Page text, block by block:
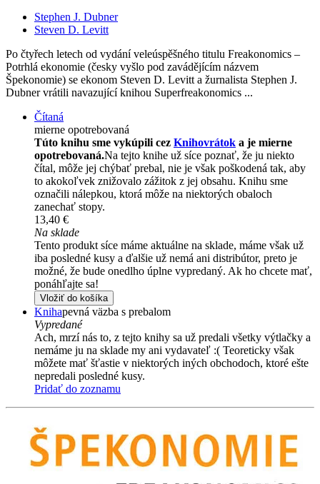
Stephen J. Dubner
Steven D. Levitt
Po čtyřech letech od vydání veleúspěšného titulu Freakonomics –
Potrhlá ekonomie (česky vyšlo pod zavádějícím názvem
Špekonomie) se ekonom Steven D. Levitt a žurnalista Stephen J.
Dubner vrátili navazující knihou Superfreakonomics ...
Čítaná
mierne opotrebovaná
Túto knihu sme vykúpili cez Knihovrátok a je mierne
opotrebovaná.Na tejto knihe už síce poznať, že ju niekto
čítal, môže jej chýbať prebal, nie je však poškodená tak, aby
to akokoľvek znižovalo zážitok z jej obsahu. Knihu sme
označili nálepkou, ktorá môže na niektorých obaloch
zanechať stopy.
13,40 €
Na sklade
Tento produkt síce máme aktuálne na sklade, máme však už
iba posledné kusy a ďalšie už nemá ani distribútor, preto je
možné, že bude onedlho úplne vypredaný. Ak ho chcete mať,
ponáhľajte sa!
Vložiť do košíka
Knihapevná väzba s prebalom
Vypredané
Ach, mrzí nás to, z tejto knihy sa už predali všetky výtlačky a
nemáme ju na sklade my ani vydavateľ :( Teoreticky však
môžete mať šťastie v niektorých iných obchodoch, ktoré ešte
nepredali posledné kusy.
Pridať do zoznamu